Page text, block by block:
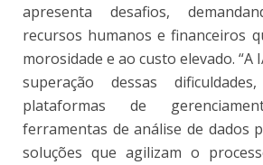
apresenta desafios,
recursos humanos e financeiros
morosidade e ao custo elevado. “A
superação dessas
plataformas de
ferramentas de análise de dados
soluções que agilizam o